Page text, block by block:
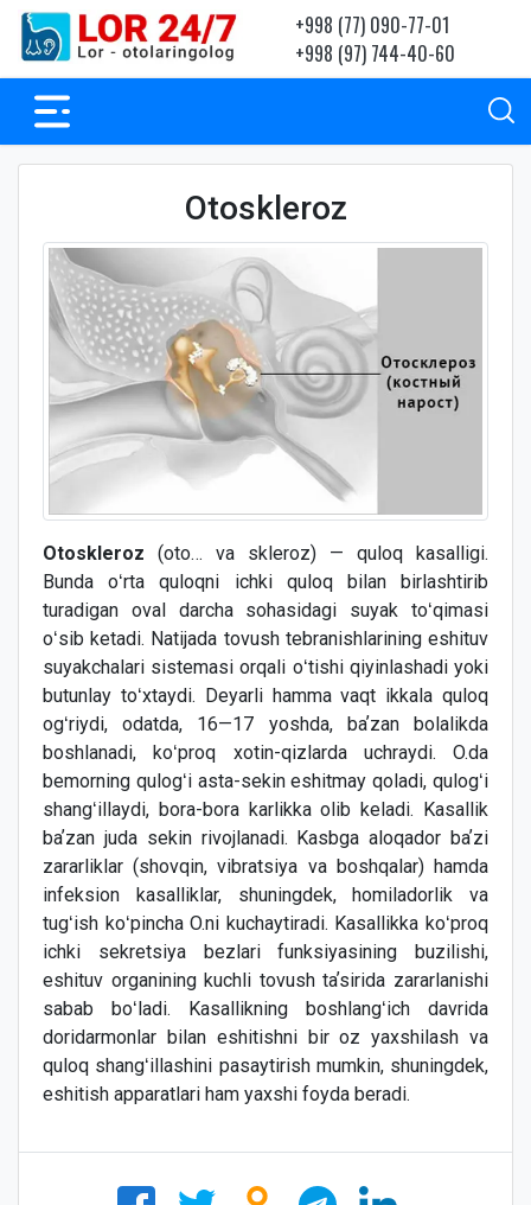
+998 (77) 090-77-01
+998 (97) 744-40-60
Otoskleroz
Otoskleroz (oto… va skleroz) — quloq kasalligi.
Bunda oʻrta quloqni ichki quloq bilan birlashtirib
turadigan oval darcha sohasidagi suyak toʻqimasi
oʻsib ketadi. Natijada tovush tebranishlarining eshituv
suyakchalari sistemasi orqali oʻtishi qiyinlashadi yoki
butunlay toʻxtaydi. Deyarli hamma vaqt ikkala quloq
ogʻriydi, odatda, 16—17 yoshda, baʼzan bolalikda
boshlanadi, koʻproq xotin-qizlarda uchraydi. O.da
bemorning qulogʻi asta-sekin eshitmay qoladi, qulogʻi
shangʻillaydi, bora-bora karlikka olib keladi. Kasallik
baʼzan juda sekin rivojlanadi. Kasbga aloqador baʼzi
zararliklar (shovqin, vibratsiya va boshqalar) hamda
infeksion kasalliklar, shuningdek, homiladorlik va
tugʻish koʻpincha O.ni kuchaytiradi. Kasallikka koʻproq
ichki sekretsiya bezlari funksiyasining buzilishi,
eshituv organining kuchli tovush taʼsirida zararlanishi
sabab boʻladi. Kasallikning boshlangʻich davrida
doridarmonlar bilan eshitishni bir oz yaxshilash va
quloq shangʻillashini pasaytirish mumkin, shuningdek,
eshitish apparatlari ham yaxshi foyda beradi.